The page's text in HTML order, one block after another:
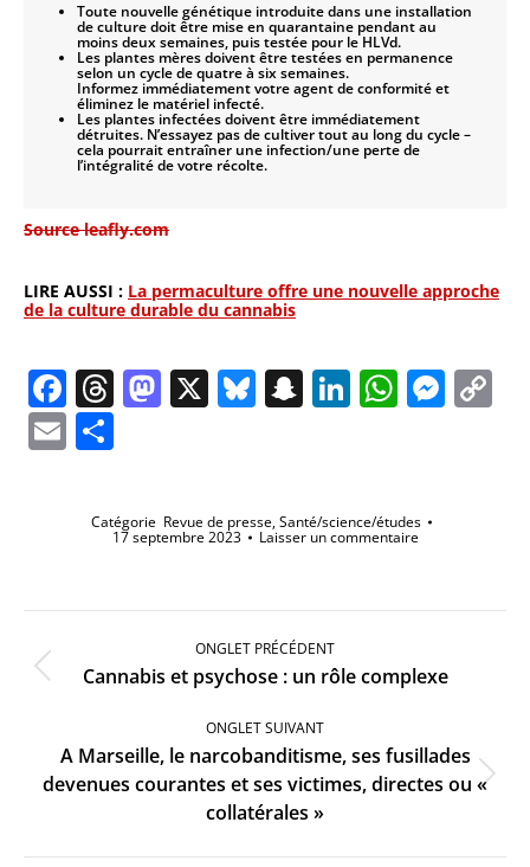
Toute nouvelle génétique introduite dans une installation
de culture doit être mise en quarantaine pendant au
moins deux semaines, puis testée pour le HLVd.
Les plantes mères doivent être testées en permanence
selon un cycle de quatre à six semaines.
Informez immédiatement votre agent de conformité et
éliminez le matériel infecté.
Les plantes infectées doivent être immédiatement
détruites. N’essayez pas de cultiver tout au long du cycle –
cela pourrait entraîner une infection/une perte de
l’intégralité de votre récolte.
Source leafly.com
LIRE AUSSI : La permaculture offre une nouvelle approche
de la culture durable du cannabis
Facebook
Threads
Mastodon
X Bluesky
Snapchat
LinkedIn
Email
Catégorie Revue de presse,Santé/science/études
17 septembre 2023 Laisser un commentaire
Navigation
commentaire
ONGLET PRÉCÉDENT
Onglet
Cannabis et psychose : un rôle complexe
ONGLET SUIVANT
Onglet
suivant
A Marseille, le narcobanditisme, ses fusillades
devenues courantes et ses victimes, directes ou «
collatérales »